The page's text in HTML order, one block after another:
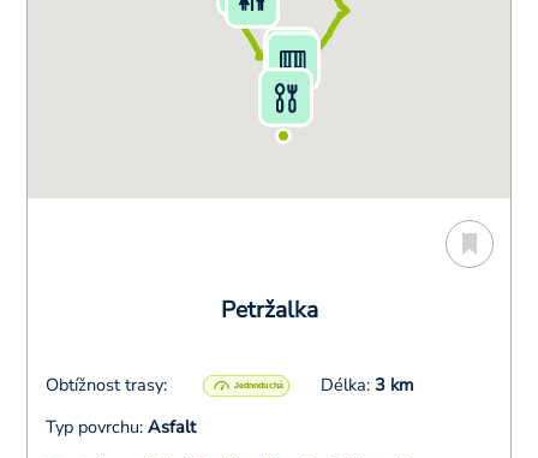
Petržalka
Obtížnost trasy: Délka: 3 km
Typ povrchu: Asfalt